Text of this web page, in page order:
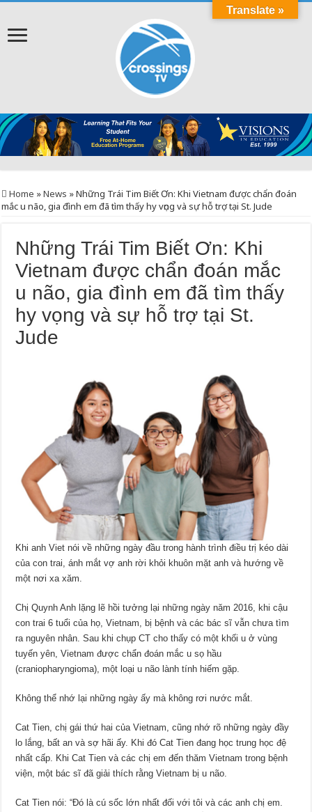
Home »News »Những Trái Tim Biết Ơn: Khi Vietnam được chẩn đoán
mắc u não, gia đình em đã tìm thấy hy vọng và sự hỗ trợ tại St. Jude
Những Trái Tim Biết Ơn: Khi
Vietnam được chẩn đoán mắc
u não, gia đình em đã tìm thấy
hy vọng và sự hỗ trợ tại St.
Jude
Khi anh Viet nói về những ngày đầu trong hành trình điều trị kéo dài
của con trai, ánh mắt vợ anh rời khỏi khuôn mặt anh và hướng về
một nơi xa xăm.
Chị Quynh Anh lặng lẽ hồi tưởng lại những ngày năm 2016, khi cậu
con trai 6 tuổi của họ, Vietnam, bị bệnh và các bác sĩ vẫn chưa tìm
ra nguyên nhân. Sau khi chụp CT cho thấy có một khối u ở vùng
tuyến yên, Vietnam được chẩn đoán mắc u sọ hầu
(craniopharyngioma), một loại u não lành tính hiếm gặp.
Không thể nhớ lại những ngày ấy mà không rơi nước mắt.
Cat Tien, chị gái thứ hai của Vietnam, cũng nhớ rõ những ngày đầy
lo lắng, bất an và sợ hãi ấy. Khi đó Cat Tien đang học trung học đệ
nhất cấp. Khi Cat Tien và các chị em đến thăm Vietnam trong bệnh
viện, một bác sĩ đã giải thích rằng Vietnam bị u não.
Cat Tien nói: “Đó là cú sốc lớn nhất đối với tôi và các anh chị em.
Translate »